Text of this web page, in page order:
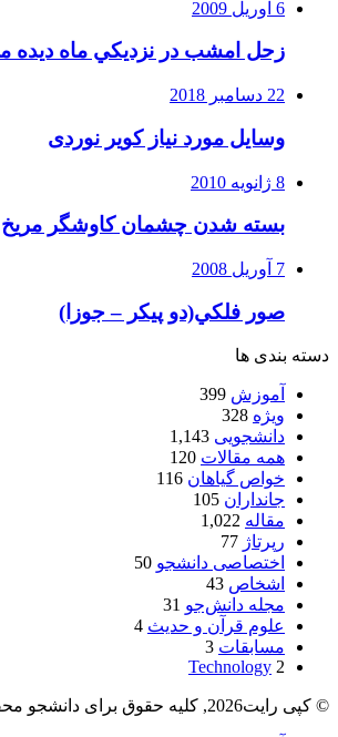
6 آوریل 2009
زحل امشب در نزديكي ماه ديده
22 دسامبر 2018
وسایل مورد نیاز کویر نوردی
8 ژانویه 2010
بسته شدن چشمان کاوشگر مريخ
7 آوریل 2008
صور فلكي(دو پیکر – جوزا)
دسته بندی ها
آموزش 399
ویژه 328
دانشجویی 1,143
همه مقالات 120
خواص گیاهان 116
جانداران 105
مقاله 1,022
رپرتاژ 77
اختصاصی دانشجو 50
اشخاص 43
مجله دانش‌جو 31
علوم قرآن و حدیث 4
مسابقات 3
Technology 2
© کپی رایت2026, کلیه حقوق برای دانشجو محفوظ است.